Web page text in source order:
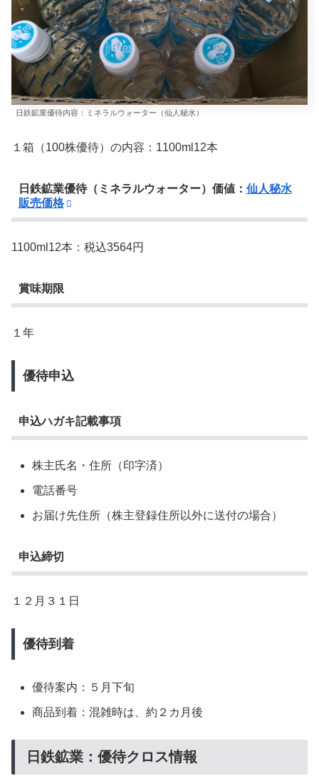
日鉄鉱業優待内容：ミネラルウォーター（仙人秘水）
１箱（100株優待）の内容：1100ml12本
日鉄鉱業優待（ミネラルウォーター）価値： 仙人秘水
販売価格
1100ml12本：税込3564円
賞味期限
１年
優待申込
申込ハガキ記載事項
株主氏名・住所（印字済）
電話番号
お届け先住所（株主登録住所以外に送付の場合）
申込締切
１２月３１日
優待到着
優待案内：５月下旬
商品到着：混雑時は、約２カ月後
日鉄鉱業：優待クロス情報